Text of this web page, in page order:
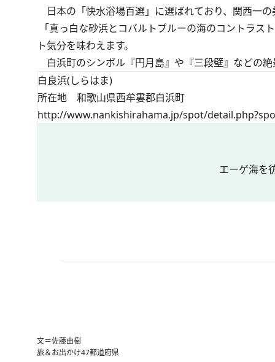
日本の「快水浴場百選」に選ばれており、関西一
「真っ白な砂浜とコバルトブルーの海のコントラ
ト気分を味わえます。
白浜町のシンボル『円月島』や『三段壁』などの
白良浜(しらはま)
所在地 和歌山県西牟婁郡白浜町
http://www.nankishirahama.jp/spot/
エーゲ海を
文＝佐藤由樹
旅＆お出かけ47都道府県